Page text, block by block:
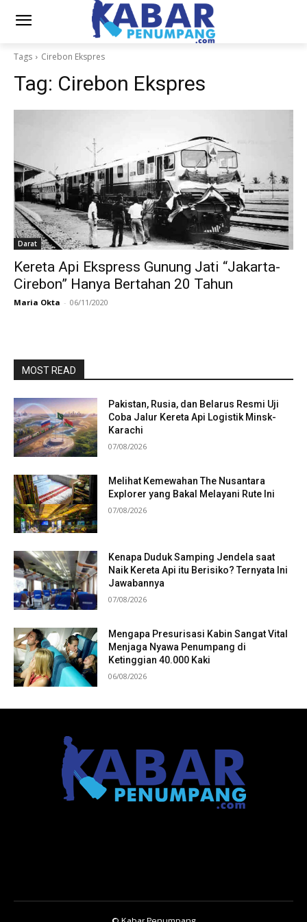
Tags Cirebon Ekspres
Tag: Cirebon Ekspres
Darat
Kereta Api Ekspress Gunung Jati “Jakarta-
Cirebon” Hanya Bertahan 20 Tahun
Maria Okta - 06/11/2020
MOST READ
Pakistan, Rusia, dan Belarus Resmi Uji
Coba Jalur Kereta Api Logistik Minsk-
Karachi
07/08/2026
Melihat Kemewahan The Nusantara
Explorer yang Bakal Melayani Rute Ini
07/08/2026
Kenapa Duduk Samping Jendela saat
Naik Kereta Api itu Berisiko? Ternyata Ini
Jawabannya
07/08/2026
Mengapa Presurisasi Kabin Sangat Vital
Menjaga Nyawa Penumpang di
Ketinggian 40.000 Kaki
06/08/2026